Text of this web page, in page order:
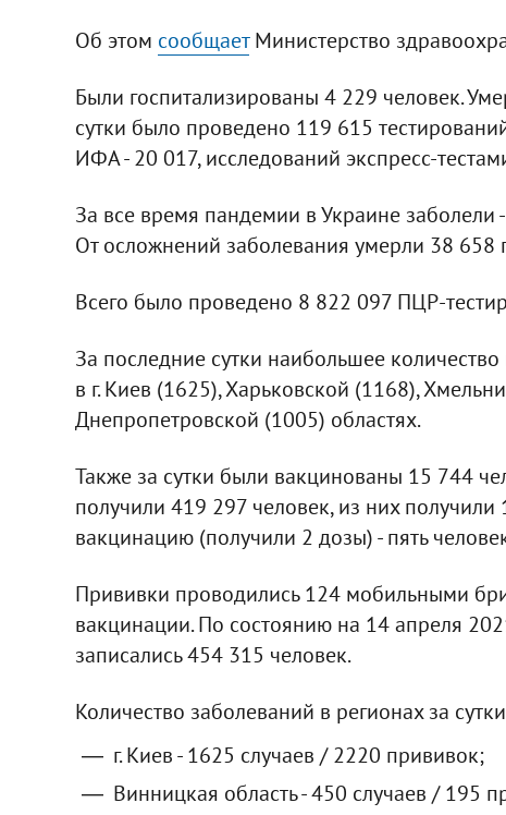
Об этом сообщаетМинистерство
Были госпитализированы 4 229 человек.
сутки было проведено 119 615
ИФА - 20 017, исследований экспресс-
За все время пандемии в Украине
От осложнений заболевания умерли 38 658
Всего было проведено 8 822 097 ПЦР-
За последние сутки наибольшее
в г. Киев (1625), Харьковской (1168),
Днепропетровской (1005) областях.
Также за сутки были вакцинованы 15 744
получили 419 297 человек, из них
вакцинацию (получили 2 дозы) - пять
Прививки проводились 124 мобильными
вакцинации. По состоянию на 14 апреля
записались 454 315 человек.
Количество заболеваний в регионах за
г. Киев - 1625 случаев / 2220 прививок;
Винницкая область - 450 случаев / 195